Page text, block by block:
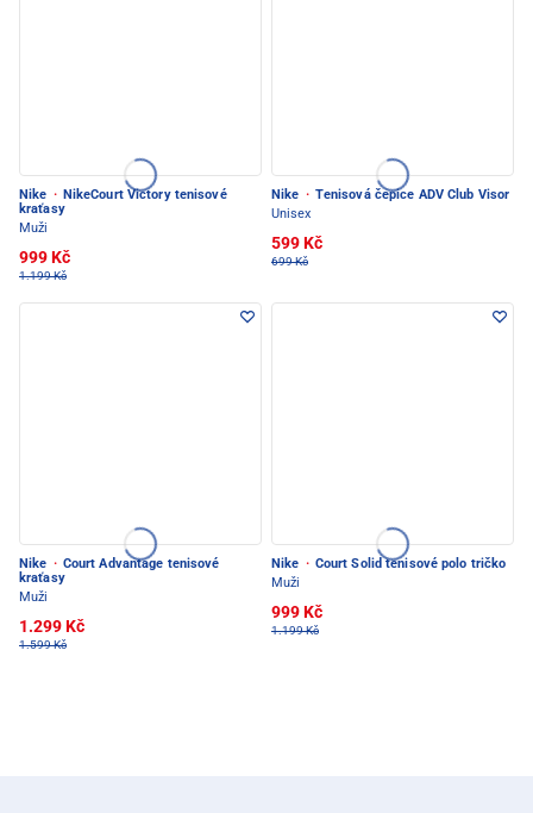
Nike · NikeCourt Victory tenisové
kraťasy
Muži
999 Kč
1.199 Kč
Nike · Tenisová čepice ADV Club Visor
Unisex
599 Kč
699 Kč
Nike · Court Advantage tenisové
kraťasy
Muži
1.299 Kč
1.599 Kč
Nike · Court Solid tenisové polo tričko
Muži
999 Kč
1.199 Kč